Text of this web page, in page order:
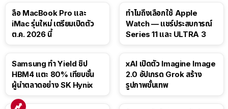
ลือ MacBook Pro และ
iMac รุ่นใหม่ เตรียมเปิดตัว
ต.ค. 2026 นี้
ทำไมถึงเลือกใช้ Apple
Watch — แชร์ประสบการณ์
Series 11 และ ULTRA 3
Samsung ทำ Yield ชิป
HBM4 แตะ 80% เทียบชั้น
ผู้นำตลาดอย่าง SK Hynix
xAI เปิดตัว Imagine Image
2.0 อัปเกรด Grok สร้าง
รูปภาพขั้นเทพ